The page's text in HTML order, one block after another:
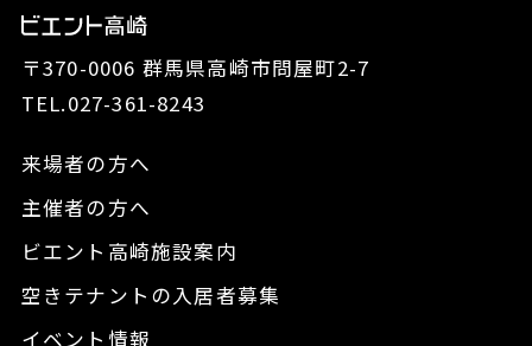
〒370-0006 群馬県高崎市問屋町2-7
TEL.027-361-8243
来場者の方へ
主催者の方へ
ビエント高崎施設案内
空きテナントの入居者募集
イベント情報